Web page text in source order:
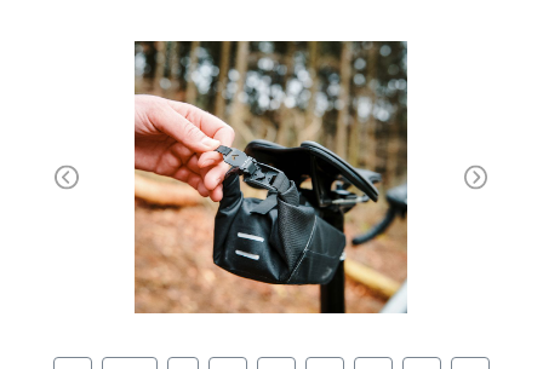
Ignorer la galerie d'images